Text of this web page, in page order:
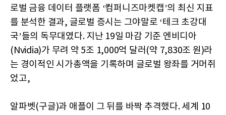
로벌 금융 데이터 플랫폼 ‘컴퍼니즈마켓캡’의 최신 지표
를 분석한 결과, 글로벌 증시는 그야말로 ‘테크 초강대
국’들의 독무대였다. 지난 19일 마감 기준 엔비디아
(Nvidia)가 무려 약 5조 1,000억 달러(약 7,830조 원)라
는 경이적인 시가총액을 기록하며 글로벌 왕좌를 거머쥐
었고,
알파벳(구글)과 애플이 그 뒤를 바짝 추격했다. 세계 10